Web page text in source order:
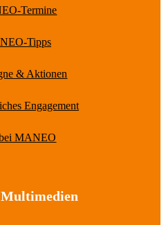
Termine
Tipps
& Aktionen
Engagement
MANEO